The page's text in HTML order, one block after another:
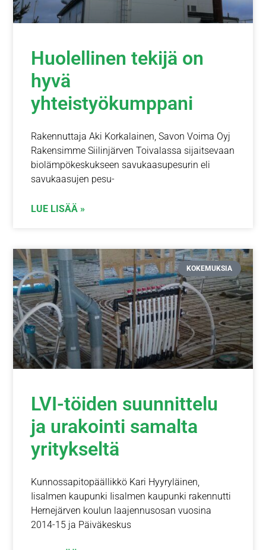
Huolellinen tekijä on
hyvä
yhteistyökumppani
Rakennuttaja Aki Korkalainen, Savon Voima Oyj
Rakensimme Siilinjärven Toivalassa sijaitsevaan
biolämpökeskukseen savukaasupesurin eli
savukaasujen pesu-
LUE LISÄÄ »
KOKEMUKSIA
LVI-töiden suunnittelu
ja urakointi samalta
yritykseltä
Kunnossapitopäällikkö Kari Hyyryläinen,
Iisalmen kaupunki Iisalmen kaupunki rakennutti
Hernejärven koulun laajennusosan vuosina
2014-15 ja Päiväkeskus